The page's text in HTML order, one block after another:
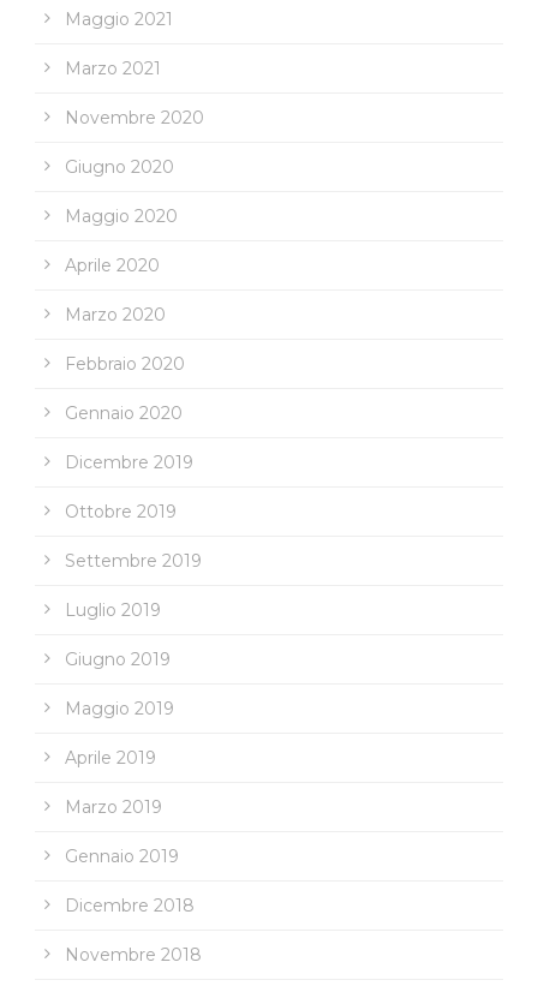
Maggio 2021
Marzo 2021
Novembre 2020
Giugno 2020
Maggio 2020
Aprile 2020
Marzo 2020
Febbraio 2020
Gennaio 2020
Dicembre 2019
Ottobre 2019
Settembre 2019
Luglio 2019
Giugno 2019
Maggio 2019
Aprile 2019
Marzo 2019
Gennaio 2019
Dicembre 2018
Novembre 2018